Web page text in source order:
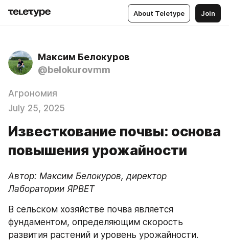
About Teletype Join
Максим Белокуров
@belokurovmm
Агрономия
July 25, 2025
Известкование почвы: основа
повышения урожайности
Автор: Максим Белокуров, директор
Лаборатории ЯРВЕТ
В сельском хозяйстве почва является
фундаментом, определяющим скорость
развития растений и уровень урожайности.